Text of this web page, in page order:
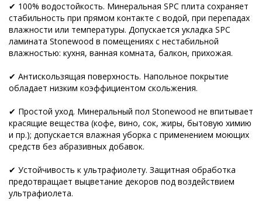
✔ 100% водостойкость. Минеральная SPC плита сохраняет
стабильность при прямом контакте с водой, при перепадах
влажности или температуры. Допускается укладка SPC
ламината Stonewood в помещениях с нестабильной
влажностью: кухня, ванная комната, балкон, прихожая.
✔ Антискользящая поверхность. Напольное покрытие
обладает низким коэффициентом скольжения.
✔ Простой уход. Минеральный пол Stonewood не впитывает
красящие вещества (кофе, вино, сок, жиры, бытовую химию
и пр.); допускается влажная уборка с применением моющих
средств без абразивных добавок.
✔ Устойчивость к ультрафиолету. Защитная обработка
предотвращает выцветание декоров под воздействием
ультрафиолета.